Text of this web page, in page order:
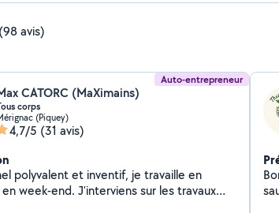
(98 avis)
Auto-entrepreneur
CATORC (MaXimains)
corps
(Piquey)
4,7/5 (31 avis)
polyvalent et inventif, je travaille en
week-end. J'interviens sur les travaux